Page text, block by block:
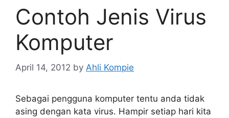
Contoh Jenis Virus
Komputer
April 14, 2012 by Ahli Kompie
Sebagai pengguna komputer tentu anda tidak
asing dengan kata virus. Hampir setiap hari kita